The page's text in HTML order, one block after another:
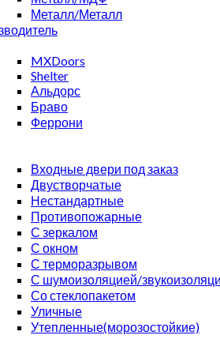
Металл/Металл
MXDoors
Shelter
Альдорс
Браво
Феррони
Входные двери под заказ
Двустворчатые
Нестандартные
Противопожарные
С зеркалом
С окном
С терморазрывом
С шумоизоляцией/
Со стеклопакетом
Уличные
Утепленные(морозостойкие)